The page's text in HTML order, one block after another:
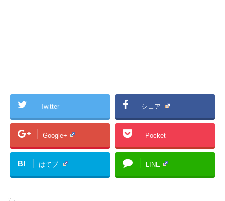
Twitter シェア
Google+ Pocket
B! はてブ LINE